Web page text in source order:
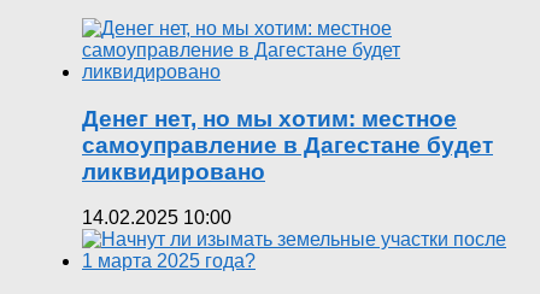
Денег нет, но мы хотим: местное
самоуправление в Дагестане будет
ликвидировано
14.02.2025 10:00